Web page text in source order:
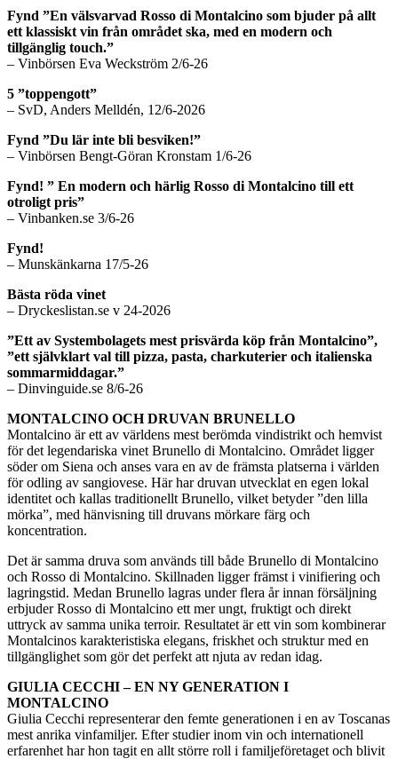
Fynd ”En välsvarvad Rosso di Montalcino som bjuder på allt
ett klassiskt vin från området ska, med en modern och
tillgänglig touch.”
– Vinbörsen Eva Weckström 2/6-26
5 ”toppengott”
– SvD, Anders Melldén, 12/6-2026
Fynd ”Du lär inte bli besviken!”
– Vinbörsen Bengt-Göran Kronstam 1/6-26
Fynd! ” En modern och härlig Rosso di Montalcino till ett
otroligt pris”
– Vinbanken.se 3/6-26
Fynd!
– Munskänkarna 17/5-26
Bästa röda vinet
– Dryckeslistan.se v 24-2026
”Ett av Systembolagets mest prisvärda köp från Montalcino”,
”ett självklart val till pizza, pasta, charkuterier och italienska
sommarmiddagar.”
– Dinvinguide.se 8/6-26
MONTALCINO OCH DRUVAN BRUNELLO
Montalcino är ett av världens mest berömda vindistrikt och hemvist
för det legendariska vinet Brunello di Montalcino. Området ligger
söder om Siena och anses vara en av de främsta platserna i världen
för odling av sangiovese. Här har druvan utvecklat en egen lokal
identitet och kallas traditionellt Brunello, vilket betyder ”den lilla
mörka”, med hänvisning till druvans mörkare färg och
koncentration.
Det är samma druva som används till både Brunello di Montalcino
och Rosso di Montalcino. Skillnaden ligger främst i vinifiering och
lagringstid. Medan Brunello lagras under flera år innan försäljning
erbjuder Rosso di Montalcino ett mer ungt, fruktigt och direkt
uttryck av samma unika terroir. Resultatet är ett vin som kombinerar
Montalcinos karakteristiska elegans, friskhet och struktur med en
tillgänglighet som gör det perfekt att njuta av redan idag.
GIULIA CECCHI – EN NY GENERATION I
MONTALCINO
Giulia Cecchi representerar den femte generationen i en av Toscanas
mest anrika vinfamiljer. Efter studier inom vin och internationell
erfarenhet har hon tagit en allt större roll i familjeföretaget och blivit